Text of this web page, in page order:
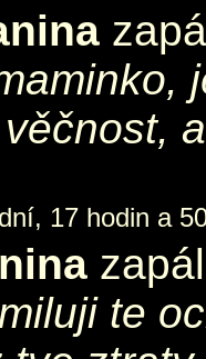
17 hodin a
te